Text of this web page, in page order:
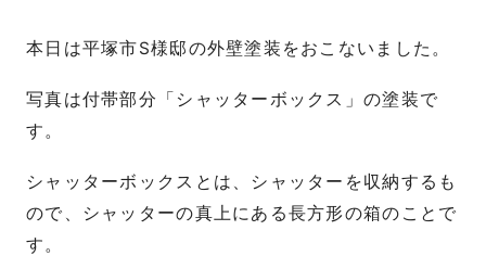
本日は平塚市S様邸の外壁塗装をおこないました。
写真は付帯部分「シャッターボックス」の塗装で
す。
シャッターボックスとは、シャッターを収納するも
ので、シャッターの真上にある長方形の箱のことで
す。